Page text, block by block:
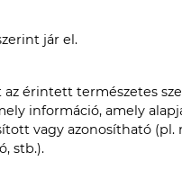
jár el.
az érintett természetes
információ, amely
vagy azonosítható (pl.
stb.).